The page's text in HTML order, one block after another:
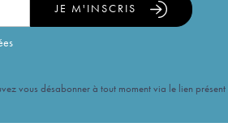
JE M'INSCRIS
vous désabonner à tout moment via le lien présent